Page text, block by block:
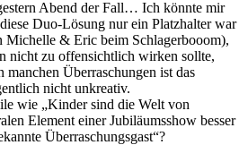
Abend der Fall… Ich könnte mir
Duo-Lösung nur ein Platzhalter war
Michelle & Eric beim Schlagerbooom),
nicht zu offensichtlich wirken sollte,
manchen Überraschungen ist das
nicht unkreativ.
wie „Kinder sind die Welt von
Element einer Jubiläumsshow besser
Überraschungsgast“?